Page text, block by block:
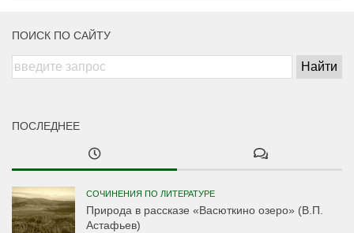
ПОИСК ПО САЙТУ
ПОСЛЕДНЕЕ
СОЧИНЕНИЯ ПО ЛИТЕРАТУРЕ
Природа в рассказе «Васюткино озеро» (В.П.
Астафьев)